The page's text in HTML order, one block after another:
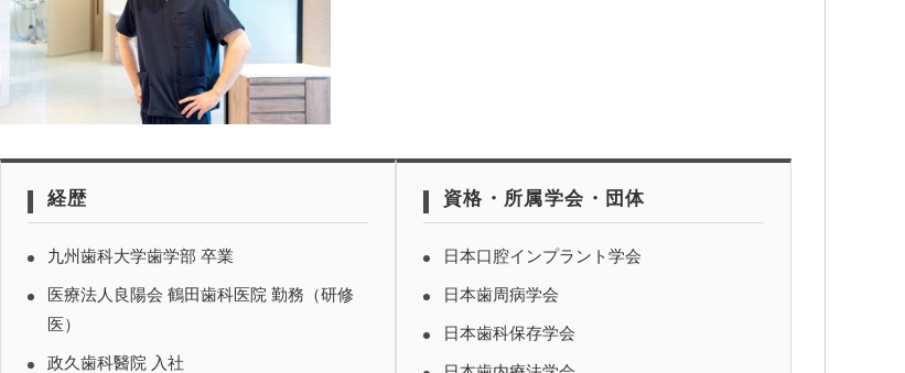
経歴
九州歯科大学歯学部 卒業
医療法人良陽会 鶴田歯科医院 勤務（研修
医）
政久歯科醫院 入社
資格・所属学会・団体
日本口腔インプラント学会
日本歯周病学会
日本歯科保存学会